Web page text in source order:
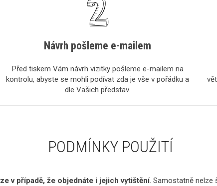
Návrh pošleme e-mailem
Před tiskem Vám návrh vizitky pošleme e-mailem na
kontrolu, abyste se mohli podívat zda je vše v pořádku a
dle Vašich představ.
PODMÍNKY POUŽITÍ
v případě, že objednáte i jejich vytištění. Samostatně nelze